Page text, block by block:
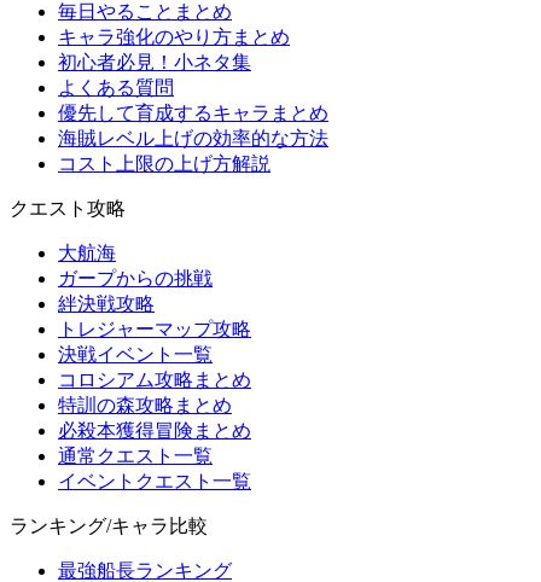
毎日やることまとめ
キャラ強化のやり方まとめ
初心者必見！小ネタ集
よくある質問
優先して育成するキャラまとめ
海賊レベル上げの効率的な方法
コスト上限の上げ方解説
クエスト攻略
大航海
ガープからの挑戦
絆決戦攻略
トレジャーマップ攻略
決戦イベント一覧
コロシアム攻略まとめ
特訓の森攻略まとめ
必殺本獲得冒険まとめ
通常クエスト一覧
イベントクエスト一覧
ランキング/キャラ比較
最強船長ランキング